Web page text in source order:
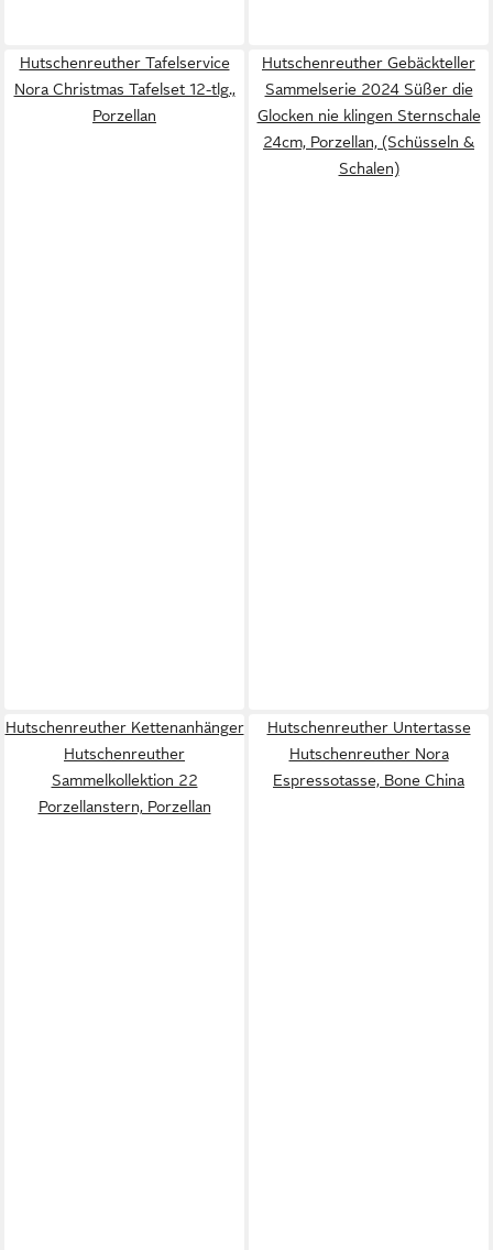
Hutschenreuther Tafelservice
Nora Christmas Tafelset 12-tlg.,
Porzellan
Hutschenreuther Gebäckteller
Sammelserie 2024 Süßer die
Glocken nie klingen Sternschale
24cm, Porzellan, (Schüsseln &
Schalen)
Hutschenreuther Kettenanhänger
Hutschenreuther
Sammelkollektion 22
Porzellanstern, Porzellan
Hutschenreuther Untertasse
Hutschenreuther Nora
Espressotasse, Bone China